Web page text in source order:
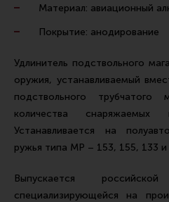
Кобуры
Перчатки
Разгрузочные системы и защита
Тактическая медицина
Материал: авиационный
Покрытие: анодирование
Удлинитель подствольного
оружия, устанавливаемый
подствольного трубчатого
количества
Устанавливается на
ружья типа МР – 153, 155, 133
Выпускается
специализирующейся на